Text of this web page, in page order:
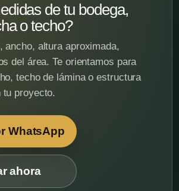
de tu bodega,
o techo?
ancho, altura aproximada,
del área. Te orientamos para
techo de lámina o estructura
tu proyecto.
WhatsApp
ahora